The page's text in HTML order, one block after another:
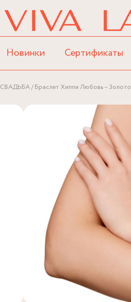
Новинки Сертификаты
СВАДЬБА Браслет Хиппи Любовь – Золото